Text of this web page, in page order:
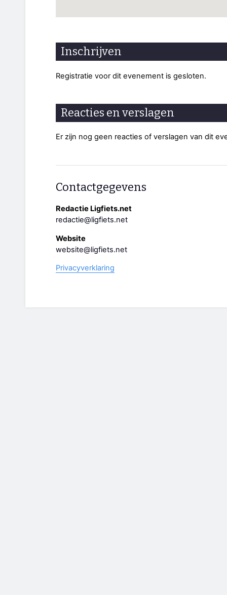
Inschrijven
Registratie voor dit evenement is gesloten.
Reacties en verslagen
Er zijn nog geen reacties of verslagen van dit
Contactgegevens
Redactie Ligfiets.net
redactie@ligfiets.net
Website
website@ligfiets.net
Privacyverklaring